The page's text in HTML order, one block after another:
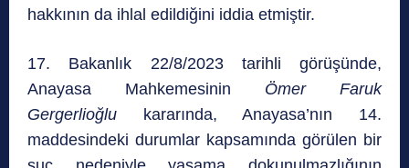
hakkının da ihlal edildiğini iddia etmiştir.
17. Bakanlık 22/8/2023 tarihli görüşünde,
Anayasa Mahkemesinin Ömer Faruk
Gergerlioğlu kararında, Anayasa’nın 14.
maddesindeki durumlar kapsamında görülen bir